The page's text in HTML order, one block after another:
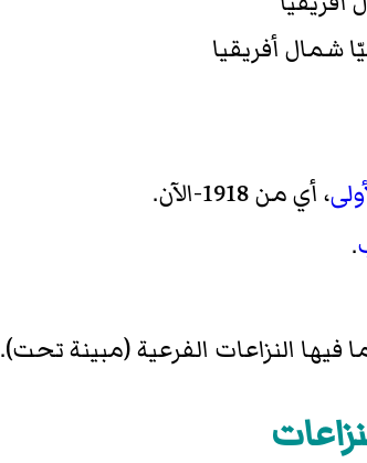
شمال أفريقيا
، أي من 1918-الآن.
.
فيها النزاعات الفرعية (مبينة تحت).